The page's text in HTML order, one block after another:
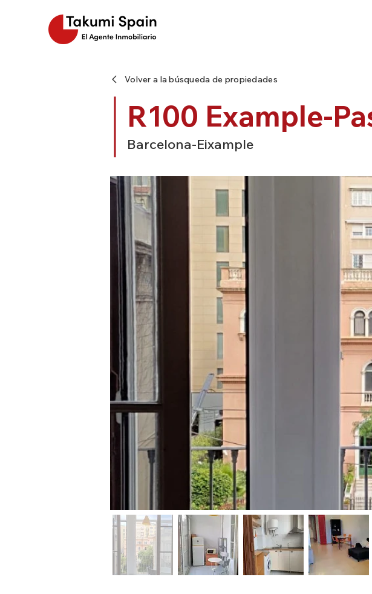
Volver a la búsqueda de propiedades
R100 Example-
Barcelona-Eixample